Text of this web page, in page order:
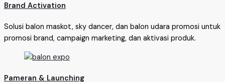
Brand Activation
Solusi balon maskot, sky dancer, dan balon udara promosi untuk
promosi brand, campaign marketing, dan aktivasi produk.
Pameran & Launching